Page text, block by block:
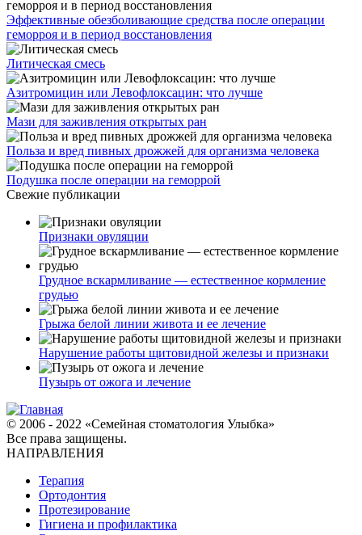
Эффективные обезболивающие средства после операции
геморроя и в период восстановления
Литическая смесь
Азитромицин или Левофлоксацин: что лучше
Мази для заживления открытых ран
Польза и вред пивных дрожжей для организма человека
Подушка после операции на геморрой
Свежие публикации
Признаки овуляции
Грудное вскармливание — естественное кормление
грудью
Грыжа белой линии живота и ее лечение
Нарушение работы щитовидной железы и признаки
Пузырь от ожога и лечение
© 2006 - 2022 «Семейная стоматология Улыбка»
Все права защищены.
НАПРАВЛЕНИЯ
Терапия
Ортодонтия
Протезирование
Гигиена и профилактика